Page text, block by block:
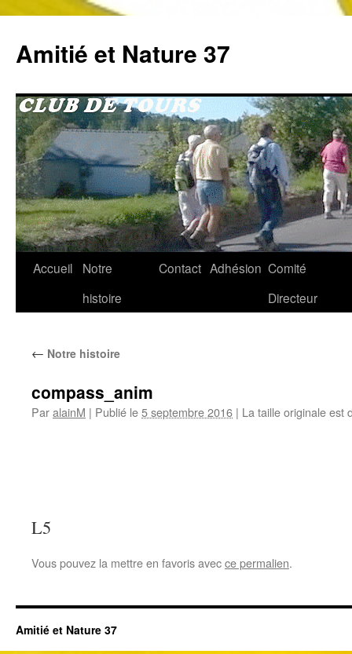
contenu
Amitié et Nature 37
Accueil
Notre
histoire
Contact Adhésion Comité
Directeur
← Notre histoire
compass_anim
ParalainM | Publié le5 septembre 2016 | La taille originale est
L5
Vous pouvez la mettre en favoris avecce permalien.
Amitié et Nature 37